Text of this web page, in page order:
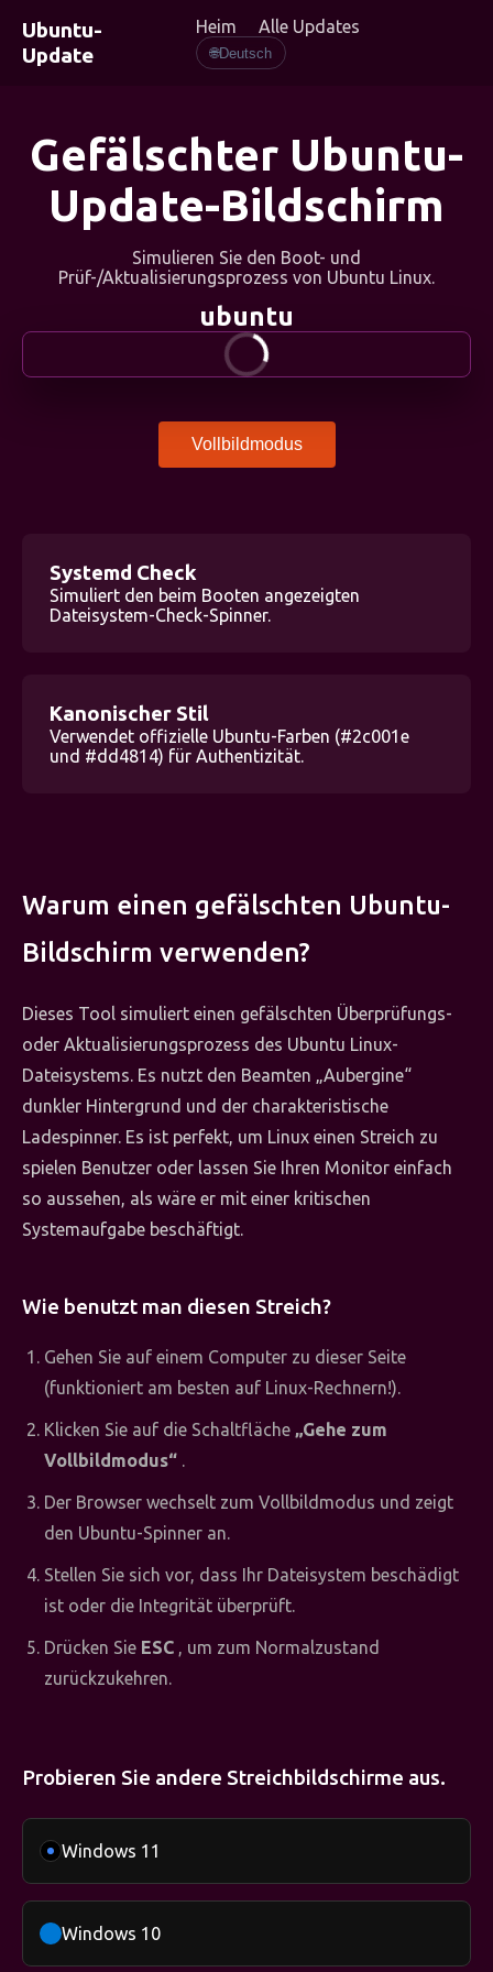
Ubuntu-
Update
Heim Alle Updates
🌐Deutsch
Gefälschter Ubuntu-
Update-Bildschirm
Simulieren Sie den Boot- und
Prüf-/Aktualisierungsprozess von Ubuntu Linux.
ubuntu
Vollbildmodus
Systemd Check
Simuliert den beim Booten angezeigten
Dateisystem-Check-Spinner.
Kanonischer Stil
Verwendet offizielle Ubuntu-Farben (#2c001e
und #dd4814) für Authentizität.
Warum einen gefälschten Ubuntu-
Bildschirm verwenden?
Dieses Tool simuliert einen gefälschten Überprüfungs-
oder Aktualisierungsprozess des Ubuntu Linux-
Dateisystems. Es nutzt den Beamten „Aubergine“
dunkler Hintergrund und der charakteristische
Ladespinner. Es ist perfekt, um Linux einen Streich zu
spielen Benutzer oder lassen Sie Ihren Monitor einfach
so aussehen, als wäre er mit einer kritischen
Systemaufgabe beschäftigt.
Wie benutzt man diesen Streich?
Gehen Sie auf einem Computer zu dieser Seite
(funktioniert am besten auf Linux-Rechnern!).
Klicken Sie auf die Schaltfläche „Gehe zum
Vollbildmodus“ .
Der Browser wechselt zum Vollbildmodus und zeigt
den Ubuntu-Spinner an.
Stellen Sie sich vor, dass Ihr Dateisystem beschädigt
ist oder die Integrität überprüft.
Drücken Sie ESC , um zum Normalzustand
zurückzukehren.
Probieren Sie andere Streichbildschirme aus.
Windows 11
Windows 10